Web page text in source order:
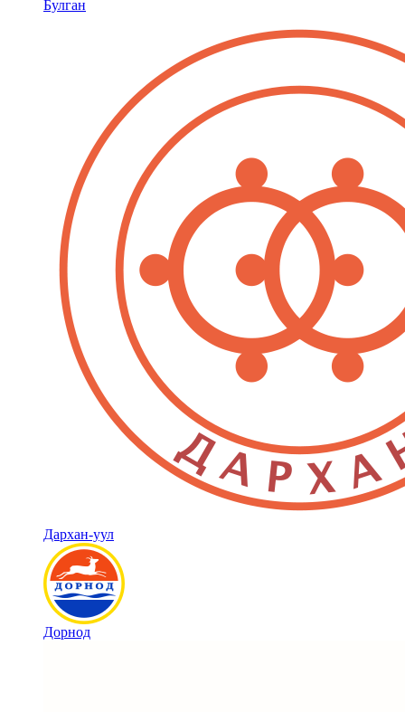
Булган
Дархан-уул
Дорнод